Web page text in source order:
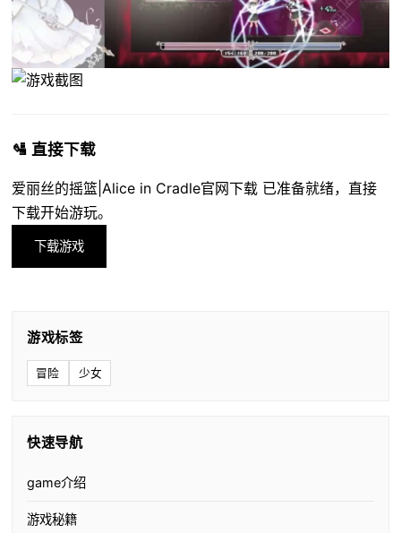
🛂 直接下载
爱丽丝的摇篮|Alice in Cradle官网下载 已准备就绪，直接
下载开始游玩。
下载游戏
游戏标签
冒险 少女
快速导航
game介绍
游戏秘籍